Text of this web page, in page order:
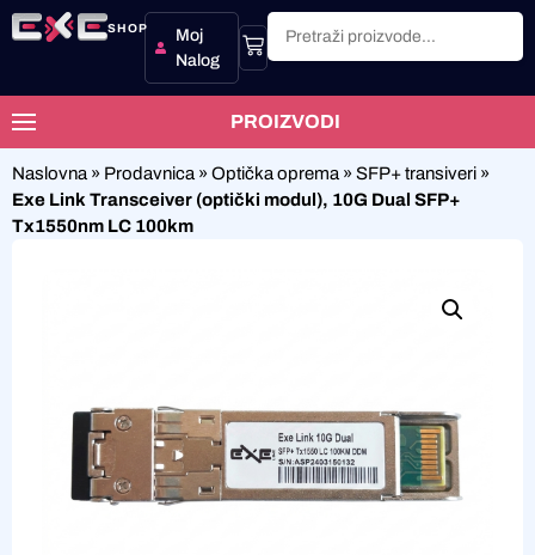
SHOP
Moj
Nalog
PROIZVODI
Naslovna » Prodavnica » Optička oprema » SFP+ transiveri »
Exe Link Transceiver (optički modul), 10G Dual SFP+
Tx1550nm LC 100km